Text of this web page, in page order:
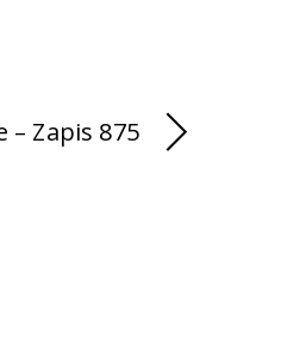
– Zapis 875